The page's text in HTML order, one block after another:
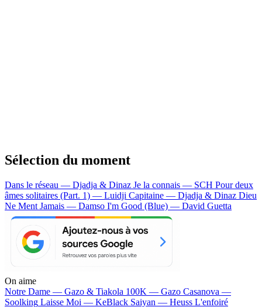
Sélection du moment
Dans le réseau — Djadja & Dinaz Je la connais — SCH Pour deux
âmes solitaires (Part. 1) — Luidji Capitaine — Djadja & Dinaz Dieu
Ne Ment Jamais — Damso I'm Good (Blue) — David Guetta
On aime
Notre Dame — Gazo & Tiakola 100K — Gazo Casanova —
Soolking Laisse Moi — KeBlack Saiyan — Heuss L'enfoiré